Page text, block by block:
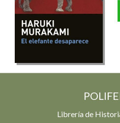
Librería de